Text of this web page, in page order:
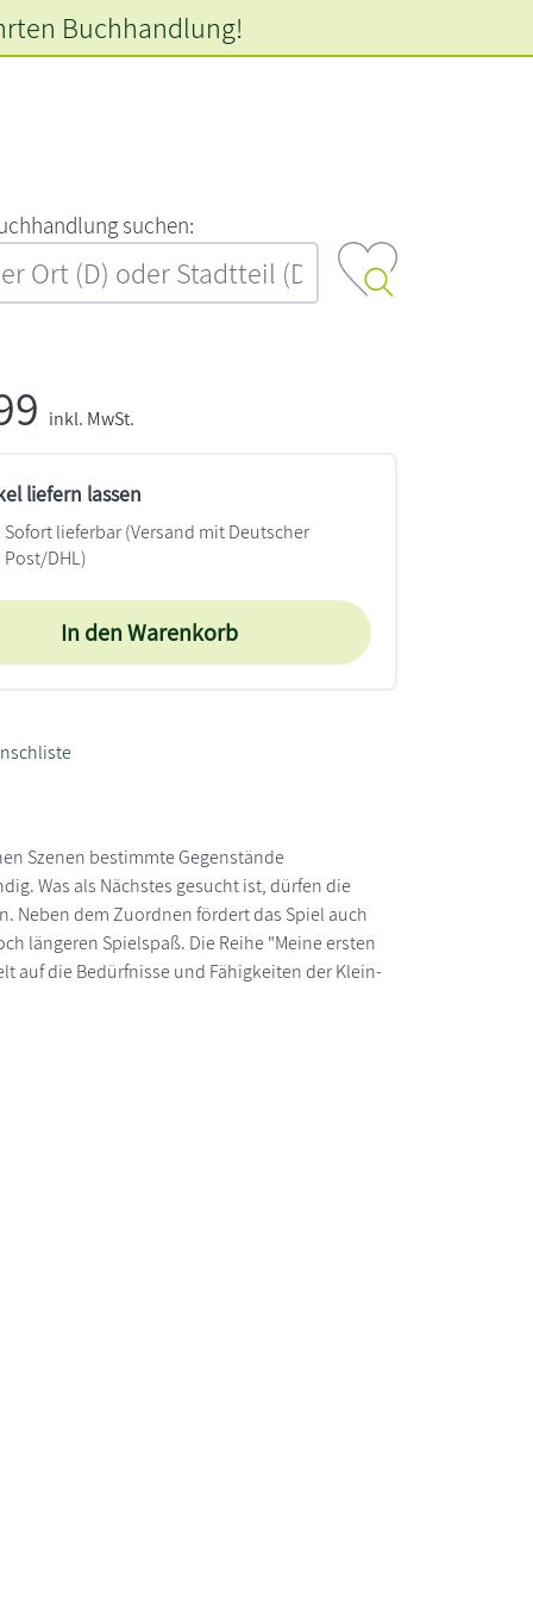
‍s‍u‍c‍h‍e‍n‍:‍
Buchhandlung!
inkl. MwSt.
liefern lassen
Sofort lieferbar(Versand mit Deutscher
Post/DHL)
In den Warenkorb
Szenen bestimmte Gegenstände
Was als Nächstes gesucht ist, dürfen die
Neben dem Zuordnen fördert das Spiel auch
längeren Spielspaß. Die Reihe "Meine ersten
auf die Bedürfnisse und Fähigkeiten der Klein-